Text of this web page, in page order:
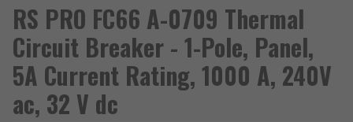
RS PRO FC66 A-0709 Thermal
Circuit Breaker - 1-Pole, Panel,
5A Current Rating, 1000 A, 240V
ac, 32 V dc